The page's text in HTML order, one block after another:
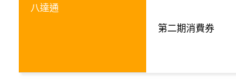
八達通
第二期消費券